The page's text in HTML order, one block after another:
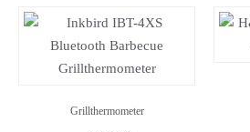
was:
is:
Grillthermometer